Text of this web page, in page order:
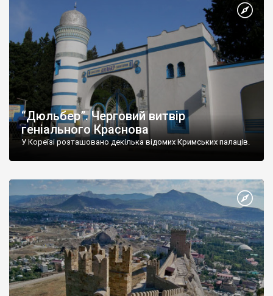
“Дюльбер”. Черговий витвір
геніального Краснова
У Кореїзі розташовано декілька відомих Кримських палаців.